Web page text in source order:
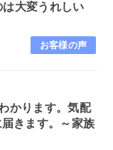
大変うれしい
お客様の声
かります。気配
きます。～家族